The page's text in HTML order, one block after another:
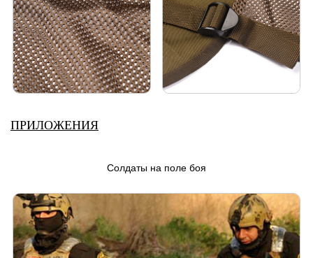
ПРИЛОЖЕНИЯ
Солдаты на поле боя